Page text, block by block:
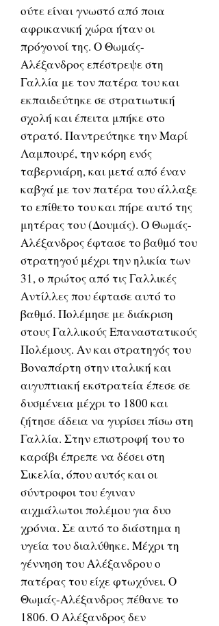
ούτε είναι γνωστό από ποια
αφρικανική χώρα ήταν οι
πρόγονοί της. Ο Θωμάς-
Αλέξανδρος επέστρεψε στη
Γαλλία με τον πατέρα του και
εκπαιδεύτηκε σε στρατιωτική
σχολή και έπειτα μπήκε στο
στρατό. Παντρεύτηκε την Μαρί
Λαμπουρέ, την κόρη ενός
ταβερνιάρη, και μετά από έναν
καβγά με τον πατέρα του άλλαξε
το επίθετο του και πήρε αυτό της
μητέρας του (Δουμάς). Ο Θωμάς-
Αλέξανδρος έφτασε το βαθμό του
στρατηγού μέχρι την ηλικία των
31, ο πρώτος από τις Γαλλικές
Αντίλλες που έφτασε αυτό το
βαθμό. Πολέμησε με διάκριση
στους Γαλλικούς Επαναστατικούς
Πολέμους. Αν και στρατηγός του
Βοναπάρτη στην ιταλική και
αιγυπτιακή εκστρατεία έπεσε σε
δυσμένεια μέχρι το 1800 και
ζήτησε άδεια να γυρίσει πίσω στη
Γαλλία. Στην επιστροφή του το
καράβι έπρεπε να δέσει στη
Σικελία, όπου αυτός και οι
σύντροφοι του έγιναν
αιχμάλωτοι πολέμου για δυο
χρόνια. Σε αυτό το διάστημα η
υγεία του διαλύθηκε. Μέχρι τη
γέννηση του Αλέξανδρου ο
πατέρας του είχε φτωχύνει. Ο
Θωμάς-Αλέξανδρος πέθανε το
1806. Ο Αλέξανδρος δεν